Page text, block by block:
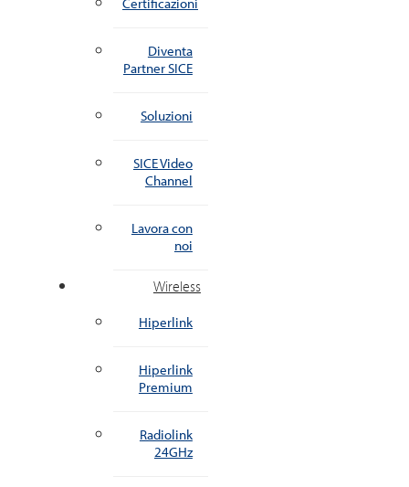
Diventa
Partner SICE
Soluzioni
SICE Video
Channel
Lavora con
noi
Wireless
Hiperlink
Hiperlink
Premium
Radiolink
24GHz